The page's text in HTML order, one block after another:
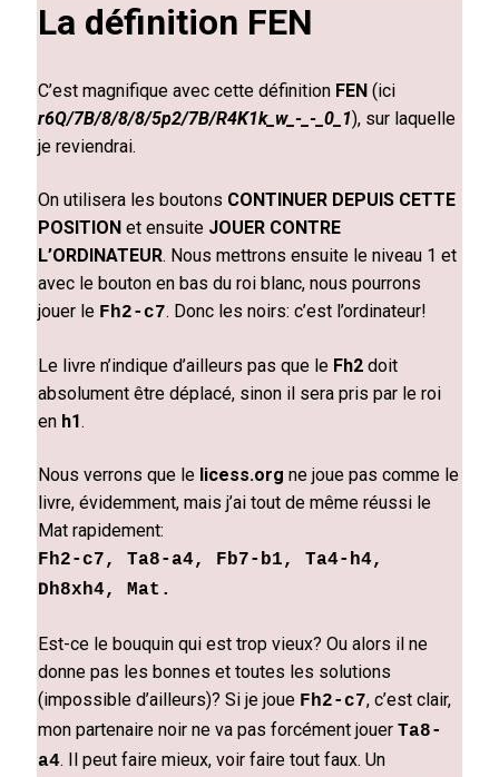
La définition FEN
C’est magnifique avec cette définition FEN (ici
r6Q/7B/8/8/8/5p2/7B/R4K1k_w_-_-_0_1), sur laquelle
je reviendrai.
On utilisera les boutons CONTINUER DEPUIS CETTE
POSITION et ensuite JOUER CONTRE
L’ORDINATEUR. Nous mettrons ensuite le niveau 1 et
avec le bouton en bas du roi blanc, nous pourrons
jouer le Fh2-c7. Donc les noirs: c’est l’ordinateur!
Le livre n’indique d’ailleurs pas que le Fh2 doit
absolument être déplacé, sinon il sera pris par le roi
en h1.
Nous verrons que le licess.org ne joue pas comme le
livre, évidemment, mais j’ai tout de même réussi le
Mat rapidement:
Fh2-c7, Ta8-a4, Fb7-b1, Ta4-h4,
Dh8xh4, Mat.
Est-ce le bouquin qui est trop vieux? Ou alors il ne
donne pas les bonnes et toutes les solutions
(impossible d’ailleurs)? Si je joue Fh2-c7, c’est clair,
mon partenaire noir ne va pas forcément jouer Ta8-
a4. Il peut faire mieux, voir faire tout faux. Un